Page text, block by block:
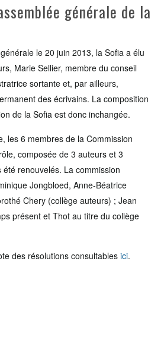
générale de la
le 20 juin 2013, la Sofia a élu
Marie Sellier, membre du conseil
sortante et, par ailleurs,
des écrivains. La composition
de la Sofia est donc inchangée.
les 6 membres de la Commission
composée de 3 auteurs et 3
renouvelés. La commission
Jongbloed, Anne-Béatrice
Chery (collège auteurs) ; Jean
présent et Thot au titre du collège
des résolutions consultables ici.